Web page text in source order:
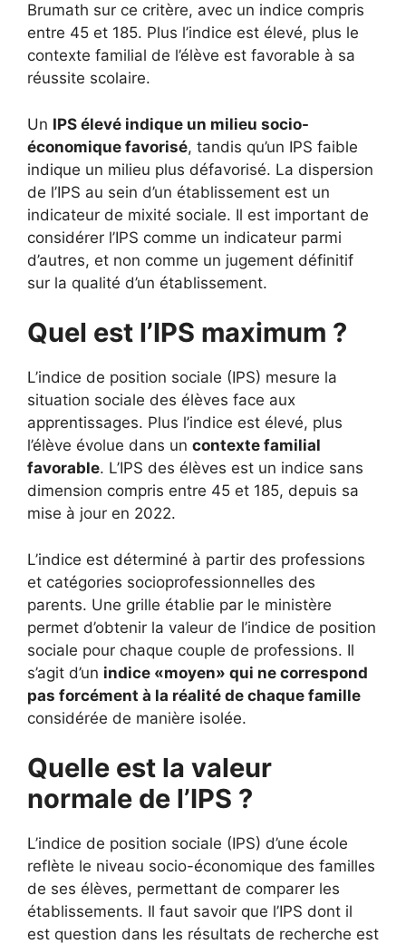
Brumath sur ce critère, avec un indice compris
entre 45 et 185. Plus l’indice est élevé, plus le
contexte familial de l’élève est favorable à sa
réussite scolaire.
Un IPS élevé indique un milieu socio-
économique favorisé, tandis qu’un IPS faible
indique un milieu plus défavorisé. La dispersion
de l’IPS au sein d’un établissement est un
indicateur de mixité sociale. Il est important de
considérer l’IPS comme un indicateur parmi
d’autres, et non comme un jugement définitif
sur la qualité d’un établissement.
Quel est l’IPS maximum ?
L’indice de position sociale (IPS) mesure la
situation sociale des élèves face aux
apprentissages. Plus l’indice est élevé, plus
l’élève évolue dans un contexte familial
favorable. L’IPS des élèves est un indice sans
dimension compris entre 45 et 185, depuis sa
mise à jour en 2022.
L’indice est déterminé à partir des professions
et catégories socioprofessionnelles des
parents. Une grille établie par le ministère
permet d’obtenir la valeur de l’indice de position
sociale pour chaque couple de professions. Il
s’agit d’un indice «moyen» qui ne correspond
pas forcément à la réalité de chaque famille
considérée de manière isolée.
Quelle est la valeur
normale de l’IPS ?
L’indice de position sociale (IPS) d’une école
reflète le niveau socio-économique des familles
de ses élèves, permettant de comparer les
établissements. Il faut savoir que l’IPS dont il
est question dans les résultats de recherche est